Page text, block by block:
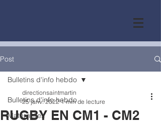
Post
Bulletins d'info hebdo
Maternelles
Bulletins d'info hebdo
RUGBY EN CM1 - CM2
directionsaintmartin
25 janv. 2022 1 min de lecture